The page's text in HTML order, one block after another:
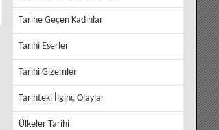
Tarihe Geçen Kadınlar
Tarihi Eserler
Tarihi Gizemler
Tarihteki İlginç Olaylar
Ülkeler Tarihi